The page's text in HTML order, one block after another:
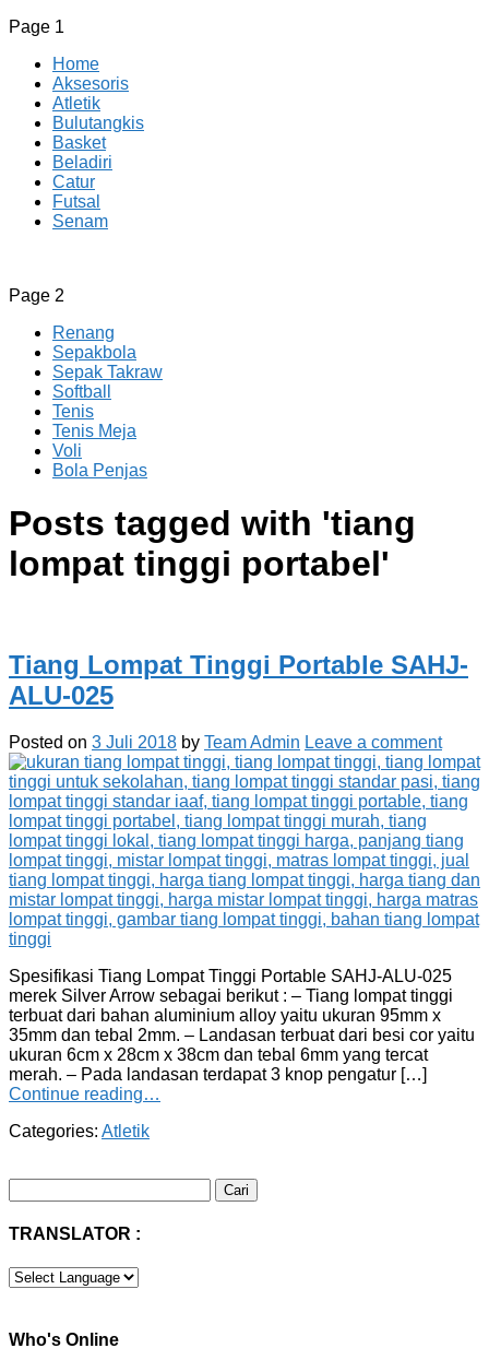
Page 1
Home
Aksesoris
Atletik
Bulutangkis
Basket
Beladiri
Catur
Futsal
Senam
CV JAYA BERSAMA Co Id
Menyediakan Semua Perlengkapan Olahraga Yang
Page 2
Renang
Sepakbola
Sepak Takraw
Softball
Tenis
Tenis Meja
Voli
Bola Penjas
Posts tagged with 'tiang
lompat tinggi portabel'
Tiang Lompat Tinggi Portable SAHJ-
ALU-025
Posted on 3 Juli 2018 by Team Admin Leave a comment
Spesifikasi Tiang Lompat Tinggi Portable SAHJ-ALU-025
merek Silver Arrow sebagai berikut : – Tiang lompat tinggi
terbuat dari bahan aluminium alloy yaitu ukuran 95mm x
35mm dan tebal 2mm. – Landasan terbuat dari besi cor yaitu
ukuran 6cm x 28cm x 38cm dan tebal 6mm yang tercat
merah. – Pada landasan terdapat 3 knop pengatur […]
Continue reading…
Categories: Atletik
untuk:
TRANSLATOR :
Who's Online